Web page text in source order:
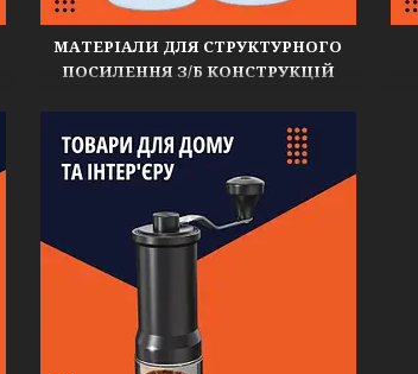
МАТЕРІАЛИ ДЛЯ СТРУКТУРНОГО
ПОСИЛЕННЯ З/Б КОНСТРУКЦІЙ